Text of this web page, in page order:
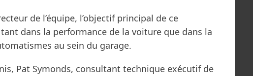
de l’équipe, l’objectif principal de ce
dans la performance de la voiture que dans la
au sein du garage.
Pat Symonds, consultant technique exécutif de